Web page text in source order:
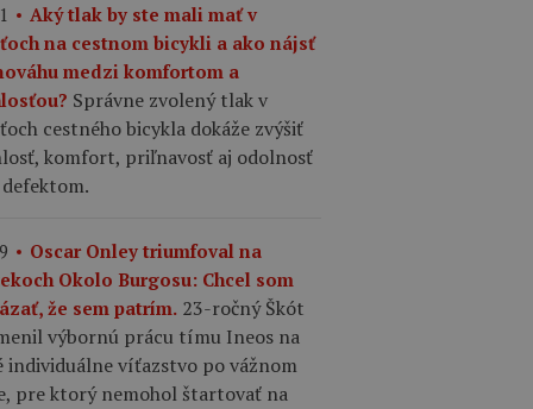
Aký tlak by ste mali mať v
na cestnom bicykli a ako nájsť
medzi komfortom a
Správne zvolený tlak v
cestného bicykla dokáže zvýšiť
komfort, priľnavosť aj odolnosť
Oscar Onley triumfoval na
Okolo Burgosu: Chcel som
že sem patrím. 23-ročný Škót
výbornú prácu tímu Ineos na
individuálne víťazstvo po vážnom
pre ktorý nemohol štartovať na